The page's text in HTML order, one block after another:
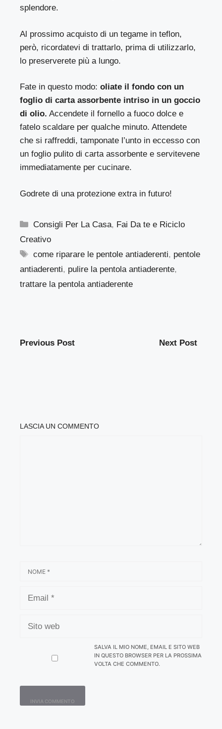
splendore.
Al prossimo acquisto di un tegame in teflon,
però, ricordatevi di trattarlo, prima di utilizzarlo,
lo preserverete più a lungo.
Fate in questo modo:oliate il fondo con un
foglio di carta assorbente intriso in un goccio
di olio. Accendete il fornello a fuoco dolce e
fatelo scaldare per qualche minuto. Attendete
che si raffreddi, tamponate l’unto in eccesso con
un foglio pulito di carta assorbente e servitevene
immediatamente per cucinare.
Godrete di una protezione extra in futuro!
Categorie
Consigli Per La Casa, Fai Da te e Riciclo
Creativo
Tag
come riparare le pentole antiaderenti, pentole
antiaderenti, pulire la pentola antiaderente,
trattare la pentola antiaderente
Previous Post Next Post
LASCIA UN COMMENTO
WEB
SALVA IL MIO NOME, EMAIL E SITO WEB
IN QUESTO BROWSER PER LA PROSSIMA
VOLTA CHE COMMENTO.